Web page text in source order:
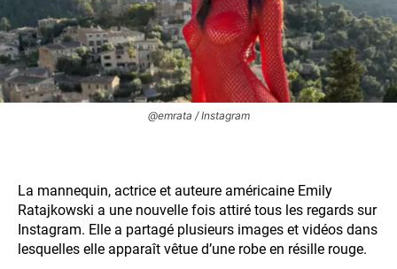
@emrata / Instagram
La mannequin, actrice et auteure américaine Emily
Ratajkowski a une nouvelle fois attiré tous les regards sur
Instagram. Elle a partagé plusieurs images et vidéos dans
lesquelles elle apparaît vêtue d’une robe en résille rouge.